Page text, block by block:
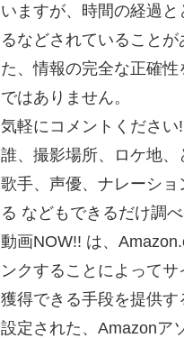
いますが、時間の経過
るなどされていることが
た、情報の完全な正確
ではありません。
気軽にコメントください
誰、撮影場所、ロケ地、
歌手、声優、ナレーショ
る などもできるだけ調
動画NOW!! は、
ンクすることによってサ
獲得できる手段を提供す
設定された、Amazonア